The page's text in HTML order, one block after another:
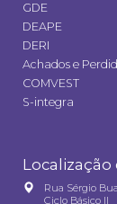
GDE
DEAPE
DERI
Achados e
COMVEST
S-integra
Localização
Rua Sérgio
Ciclo Básico II